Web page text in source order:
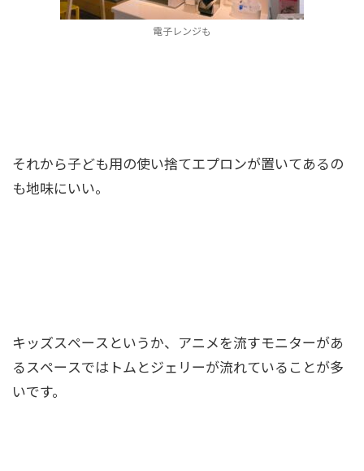
電子レンジも
それから子ども用の使い捨てエプロンが置いてあるの
も地味にいい。
キッズスペースというか、アニメを流すモニターがあ
るスペースではトムとジェリーが流れていることが多
いです。